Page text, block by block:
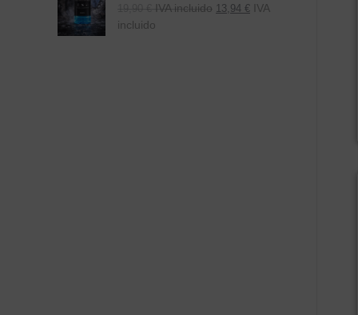
19,90 € IVA incluido 13,94 € IVA
incluido